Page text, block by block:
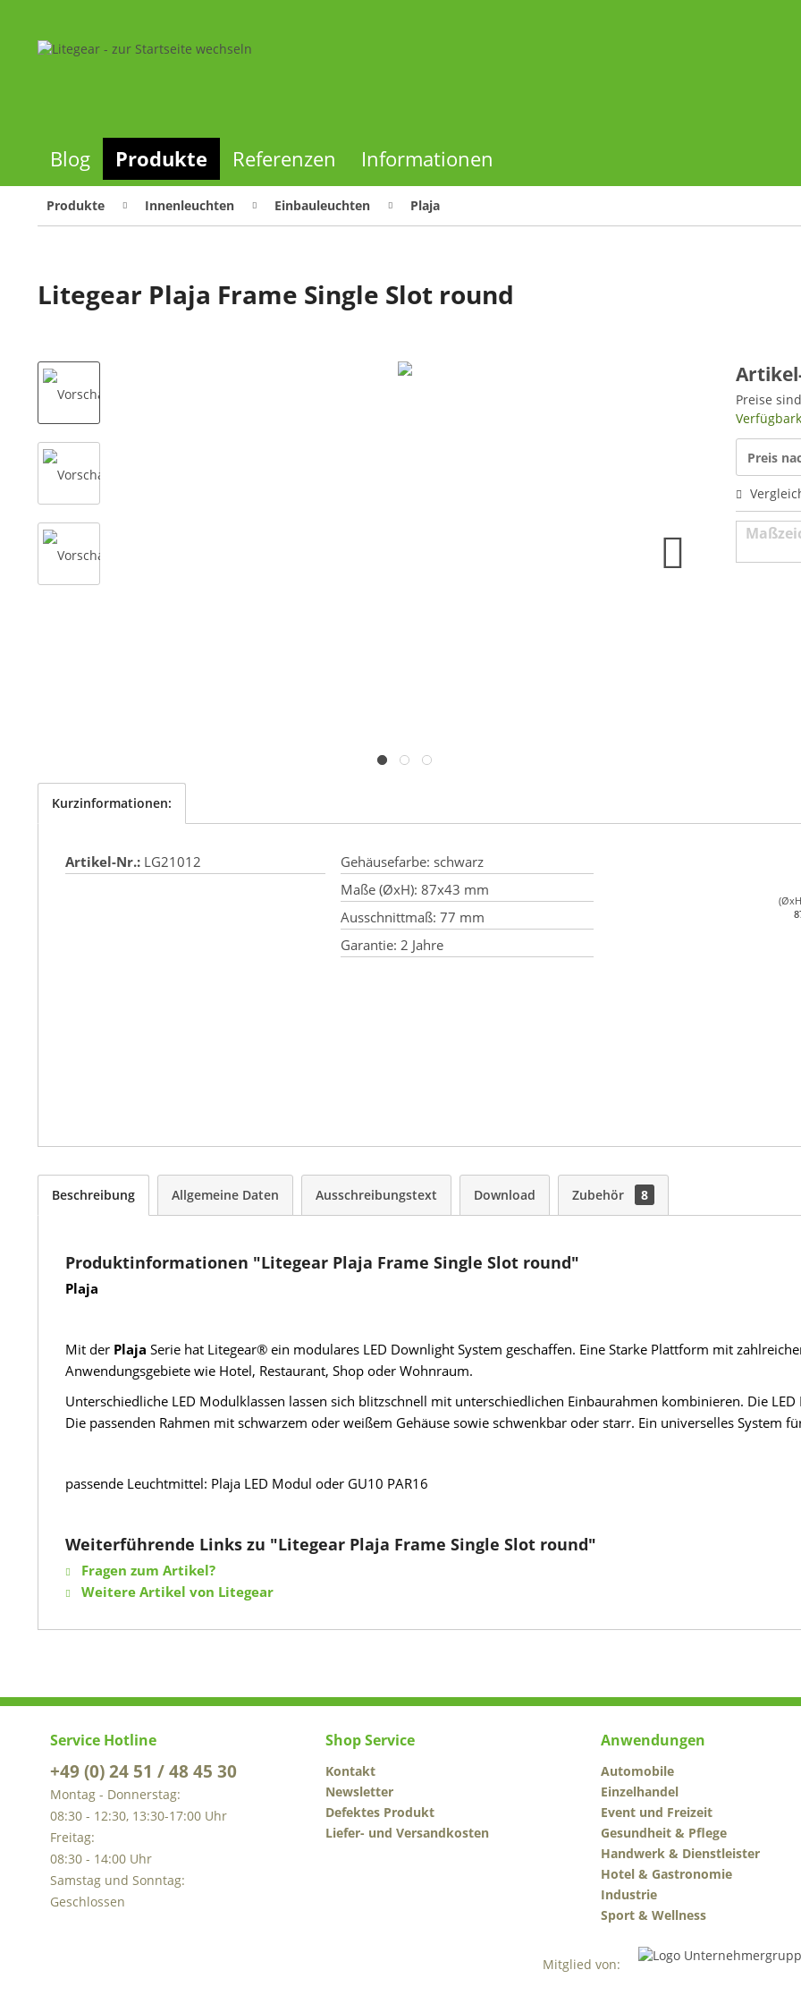
Blog Produkte Referenzen Informationen
Produkte Innenleuchten Einbauleuchten Plaja
Litegear Plaja Frame Single Slot round
Preise
Preis
Kurzinformationen:
Artikel-Nr.: LG21012 Gehäusefarbe: schwarz
Maße (ØxH): 87x43 mm
Ausschnittmaß: 77 mm
Garantie: 2 Jahre
Beschreibung Allgemeine Daten Ausschreibungstext Download Zubehör 8
Produktinformationen "Litegear Plaja Frame Single Slot round"
Plaja
Mit der Plaja Serie hat Litegear® ein modulares LED Downlight System geschaffen. Eine Starke Plattform mit
Anwendungsgebiete wie Hotel, Restaurant, Shop oder Wohnraum.
Unterschiedliche LED Modulklassen lassen sich blitzschnell mit unterschiedlichen Einbaurahmen kombinieren. Die
Die passenden Rahmen mit schwarzem oder weißem Gehäuse sowie schwenkbar oder starr. Ein universelles System
passende Leuchtmittel: Plaja LED Modul oder GU10 PAR16
Weiterführende Links zu "Litegear Plaja Frame Single Slot round"
Fragen zum Artikel?
Weitere Artikel von Litegear
Service Hotline
+49 (0) 24 51 / 48 45 30
Montag - Donnerstag:
08:30 - 12:30, 13:30-17:00 Uhr
Freitag:
08:30 - 14:00 Uhr
Samstag und Sonntag:
Geschlossen
Shop Service
Kontakt
Newsletter
Defektes Produkt
Liefer- und Versandkosten
Anwendungen
Automobile
Einzelhandel
Event und Freizeit
Gesundheit & Pflege
Handwerk & Dienstleister
Hotel & Gastronomie
Industrie
Sport & Wellness
Mitglied von: